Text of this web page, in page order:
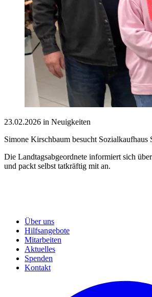
23.02.2026 in Neuigkeiten
Simone Kirschbaum besucht Sozialkaufhaus
Die Landtagsabgeordnete informiert sich
und packt selbst tatkräftig mit an.
Über uns
Hilfsangebote
Mitarbeiten
Aktuelles
Spenden
Kontakt